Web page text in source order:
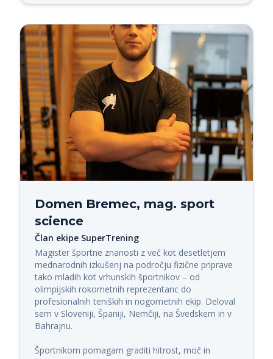
Domen Bremec, mag. sport
science
Član ekipe SuperTrening
Magister športne znanosti z več kot desetletjem
mednarodnih izkušenj na področju fizične priprave
tako mladih kot vrhunskih športnikov – od
olimpijskih rokometnih reprezentanc do
profesionalnih teniških in nogometnih ekip. Deloval
sem v Sloveniji, Španiji, Nemčiji, na Švedskem in v
Bahrajnu.
Športnikom pomagam graditi hitrost, moč in